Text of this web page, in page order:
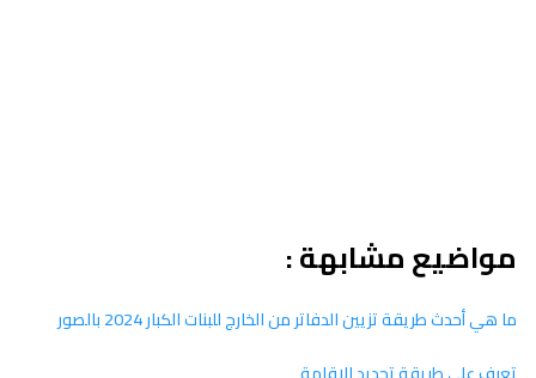
مواضيع مشابهة :
ما هي أحدث طريقة تزيين الدفاتر من الخارج للبنات الكبار 2024 بالصور